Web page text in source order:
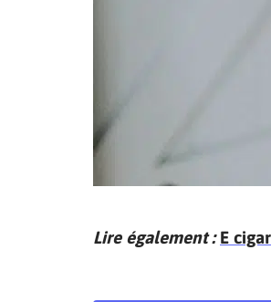
Lire également : E